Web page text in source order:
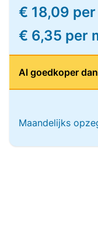
€ 18,09
€ 6,35 per
Al goedkoper
Maandelijks